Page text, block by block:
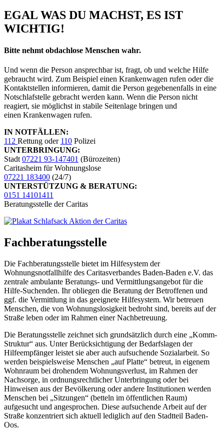
EGAL WAS DU MACHST, ES IST
WICHTIG!
Bitte nehmt obdachlose Menschen wahr.
Und wenn die Person ansprechbar ist, fragt, ob und welche Hilfe
gebraucht wird. Zum Beispiel einen Krankenwagen rufen oder die
Kontaktstellen informieren, damit die Person gegebenenfalls in eine
Notschlafstelle gebracht werden kann. Wenn die Person nicht
reagiert, sie möglichst in stabile Seitenlage bringen und
einen Krankenwagen rufen.
IN NOTFÄLLEN:
112 Rettung oder 110 Polizei
UNTERBRINGUNG:
Stadt 07221 93-147401 (Bürozeiten)
Caritasheim für Wohnungslose
07221 183400 (24/7)
UNTERSTÜTZUNG & BERATUNG:
0151 14101411
Beratungsstelle der Caritas
Fachberatungs­stelle​
Die Fachberatungs­stelle bietet im Hilfesystem der
Wohnungsnotfallhilfe des Caritasverbandes Baden-Baden e.V. das
zentrale ambulante Beratungs- und Vermittlungs­angebot für die
Hilfe-Suchenden. Ihr obliegen die Beratung der Betroffenen und
ggf. die Vermittlung in das geeignete Hilfesystem. Wir betreuen
Menschen, die von Wohnungslosigkeit bedroht sind, bereits auf der
Straße leben oder im Rahmen einer Nachbetreuung.
Die Beratungsstelle zeichnet sich grundsätzlich durch eine „Komm-
Struktur“ aus. Unter Berück­sichtigung der Bedarfslagen der
Hilfeempfänger leistet sie aber auch aufsuchende Sozialarbeit. So
werden beispielsweise Menschen „auf Platte“ betreut, in eigenem
Wohnraum bei drohendem Wohnungsverlust, im Rahmen der
Nachsorge, in ordnungsrechtlicher Unter­bringung oder bei
Hinweisen aus der Bevölkerung oder andere Institutionen werden
Menschen bei „Sitzungen“ (betteln im öffentlichen Raum)
aufgesucht und angesprochen. Diese auf­suchende Arbeit auf der
Straße konzentriert sich aktuell lediglich auf den Stadtteil Baden-
Oos.